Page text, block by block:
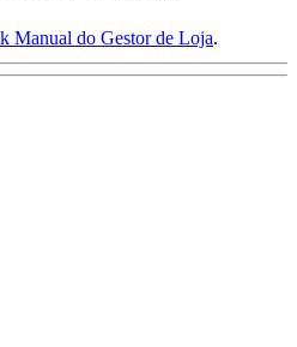
Manual do Gestor de Loja.